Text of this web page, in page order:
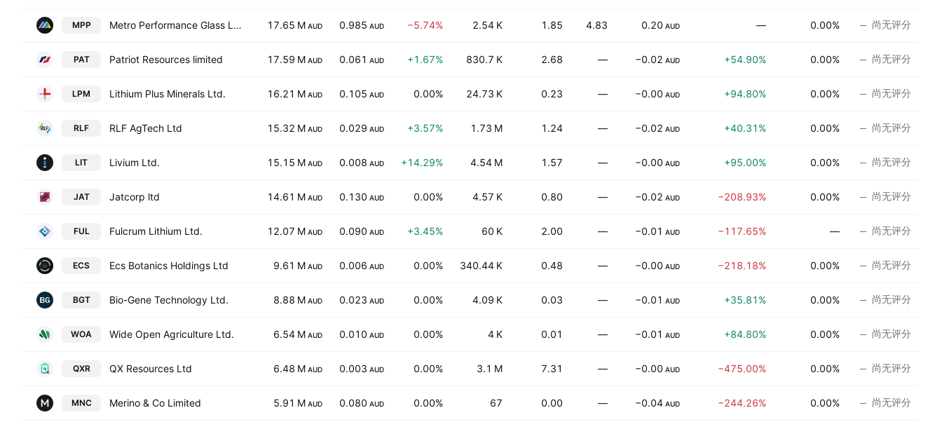
MPP Metro Performance Glass Ltd 17.65 M AUD 0.985 AUD −5.74% 2.54 K 1.85 4.83 0.20 AUD — 0.00% 尚无评分
PAT Patriot Resources limited 17.59 M AUD 0.061 AUD +1.67% 830.7 K 2.68 — −0.02 AUD +54.90% 0.00% 尚无评分
LPM Lithium Plus Minerals Ltd. 16.21 M AUD 0.105 AUD 0.00% 24.73 K 0.23 — −0.00 AUD +94.80% 0.00% 尚无评分
RLF RLF AgTech Ltd 15.32 M AUD 0.029 AUD +3.57% 1.73 M 1.24 — −0.02 AUD +40.31% 0.00% 尚无评分
LIT Livium Ltd. 15.15 M AUD 0.008 AUD +14.29% 4.54 M 1.57 — −0.00 AUD +95.00% 0.00% 尚无评分
JAT Jatcorp ltd 14.61 M AUD 0.130 AUD 0.00% 4.57 K 0.80 — −0.02 AUD −208.93% 0.00% 尚无评分
FUL Fulcrum Lithium Ltd. 12.07 M AUD 0.090 AUD +3.45% 60 K 2.00 — −0.01 AUD −117.65% — 尚无评分
ECS Ecs Botanics Holdings Ltd 9.61 M AUD 0.006 AUD 0.00% 340.44 K 0.48 — −0.00 AUD −218.18% 0.00% 尚无评分
BGT Bio-Gene Technology Ltd. 8.88 M AUD 0.023 AUD 0.00% 4.09 K 0.03 — −0.01 AUD +35.81% 0.00% 尚无评分
WOA Wide Open Agriculture Ltd. 6.54 M AUD 0.010 AUD 0.00% 4 K 0.01 — −0.01 AUD +84.80% 0.00% 尚无评分
QXR QX Resources Ltd 6.48 M AUD 0.003 AUD 0.00% 3.1 M 7.31 — −0.00 AUD −475.00% 0.00% 尚无评分
MNC Merino & Co Limited 5.91 M AUD 0.080 AUD 0.00% 67 0.00 — −0.04 AUD −244.26% 0.00% 尚无评分